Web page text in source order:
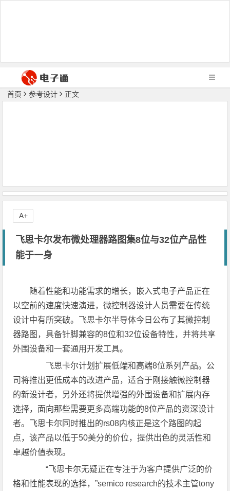
首页 参考设计 正文
飞思卡尔发布微处理器路图集8位与32位产品性
能于一身
随着性能和功能需求的增长，嵌入式电子产品正在
以空前的速度快速演进，微控制器设计人员需要在传统
设计中有所突破。飞思卡尔半导体今日公布了其微控制
器路图，具备针脚兼容的8位和32位设备特性，并将共享
外围设备和一套通用开发工具。
飞思卡尔计划扩展低端和高端8位系列产品。公
司将推出更低成本的改进产品，适合于刚接触微控制器
的新设计者，另外还将提供增强的外围设备和扩展内存
选择，面向那些需要更多高端功能的8位产品的资深设计
者。飞思卡尔同时推出的rs08内核正是这个路图的起
点，该产品以低于50美分的价位，提供出色的灵活性和
卓越价值表现。
“飞思卡尔无疑正在专注于为客户提供广泛的价
格和性能表现的选择，”semico research的技术主管tony
A+